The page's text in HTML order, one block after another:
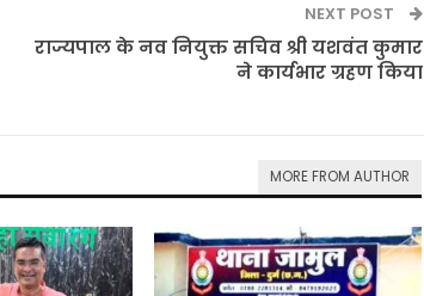
NEXT POST
राज्यपाल के नव नियुक्त सचिव श्री यशवंत कुमार
ने कार्यभार ग्रहण किया
MORE FROM AUTHOR